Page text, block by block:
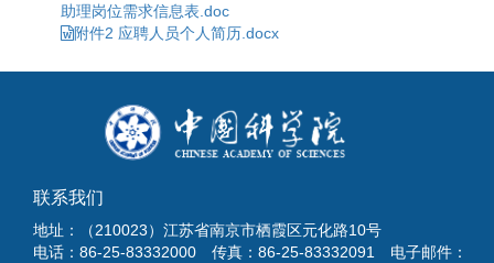
助理岗位需求信息表.doc
附件2 应聘人员个人简历.docx
联系我们
地址：（210023）江苏省南京市栖霞区元化路10号
电话：86-25-83332000 传真：86-25-83332091 电子邮件：